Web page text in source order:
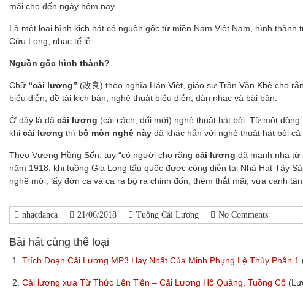
mãi cho đến ngày hôm nay.
Là một loại hình kịch hát có nguồn gốc từ miền Nam Việt Nam, hình
Cửu Long, nhạc tế lễ.
Nguồn gốc hình thành?
Chữ “cải lương” (改良) theo nghĩa Hán Việt, giáo sư Trần Văn Khê cho
biểu diễn, đề tài kịch bản, nghệ thuật biểu diễn, dàn nhạc và bài bản.
Ở đây là đã cải lương (cải cách, đổi mới) nghệ thuật hát bội. Từ một
khi cải lương thì bộ môn nghệ này đã khác hẳn với nghệ thuật hát bội
Theo Vương Hồng Sển: tuy “có người cho rằng cải lương đã manh nha từ
năm 1918, khi tuồng Gia Long tẩu quốc được công diễn tại Nhà Hát Tây
nghề mới, lấy đờn ca và ca ra bộ ra chỉnh đốn, thêm thắt mãi, vừa canh
nhacdanca 21/06/2018 Tuồng Cải Lương No Comments
Bài hát cùng thể loại
1. Trích Đoạn Cải Lương MP3 Hay Nhất Của Minh Phụng Lệ Thủy Phần 1
2. Cải lương xưa Từ Thức Lên Tiên – Cải Lương Hồ Quảng, Tuồng Cổ